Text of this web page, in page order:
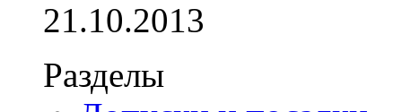
21.10.2013
Разделы